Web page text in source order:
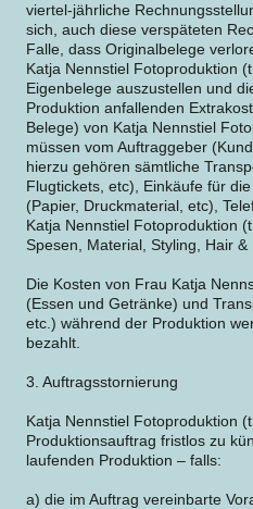
viertel-jährliche
sich, auch diese verspäteten
Falle, dass Originalbelege
Katja Nennstiel Fotoproduktion
Eigenbelege auszustellen und
Produktion anfallenden
Belege) von Katja Nennstiel
müssen vom Auftraggeber
hierzu gehören sämtliche
Flugtickets, etc), Einkäufe für
(Papier, Druckmaterial, etc),
Katja Nennstiel Fotoproduktion
Spesen, Material, Styling, Hair &
Die Kosten von Frau Katja
(Essen und Getränke) und
etc.) während der Produktion
bezahlt.
3. Auftragsstornierung
Katja Nennstiel Fotoproduktion
Produktionsauftrag fristlos zu
laufenden Produktion – falls:
a) die im Auftrag vereinbarte